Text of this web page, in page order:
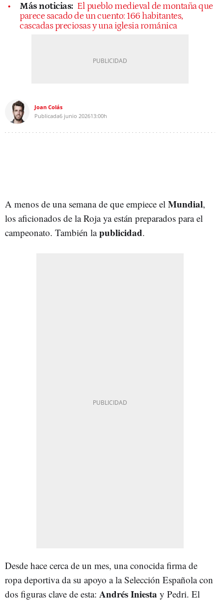
Más noticias: El pueblo medieval de montaña que
parece sacado de un cuento: 166 habitantes,
cascadas preciosas y una iglesia románica
Joan Colás
Publicada6 junio 202613:00h
A menos de una semana de que empiece el Mundial,
los aficionados de la Roja ya están preparados para el
campeonato. También lapublicidad.
Desde hace cerca de un mes, una conocida firma de
ropa deportiva da su apoyo a la Selección Española con
dos figuras clave de esta: Andrés Iniesta y Pedri. El